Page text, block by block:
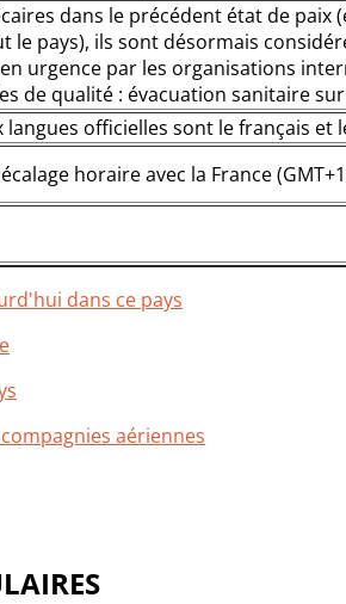
dans le précédent état de paix
le pays), ils sont désormais
urgence par les organisations
de qualité : évacuation sanitaire
langues officielles sont le français et
horaire avec la France
dans ce pays
aériennes